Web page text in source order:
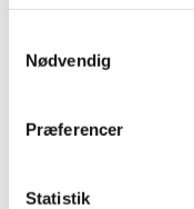
Nødvendig
Præferencer
Statistik
ut@km.dk, eller